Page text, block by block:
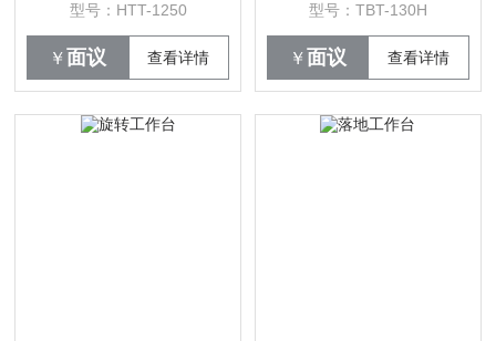
型号：HTT-1250
￥ 面议 查看详情
型号：TBT-130H
￥ 面议 查看详情